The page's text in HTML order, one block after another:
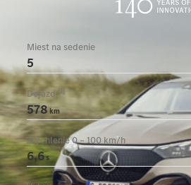
Miest na sedenie
5
Dojazd[1]
578km
Zrýchlenie 0 – 100 km/h
6,6s